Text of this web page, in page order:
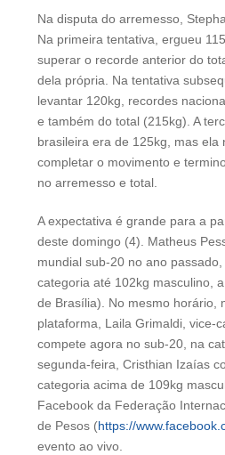
Na disputa do arremesso,
Na primeira tentativa, ergueu
superar o recorde anterior do
dela própria. Na tentativa
levantar 120kg, recordes
e também do total (215kg). A
brasileira era de 125kg, mas ela
completar o movimento e
no arremesso e total.
A expectativa é grande para a
deste domingo (4). Matheus
mundial sub-20 no ano
categoria até 102kg masculino,
de Brasília). No mesmo horário,
plataforma, Laila Grimaldi, vice-
compete agora no sub-20, na
segunda-feira, Cristhian Izaías
categoria acima de 109kg
Facebook da Federação
de Pesos (https://
evento ao vivo.